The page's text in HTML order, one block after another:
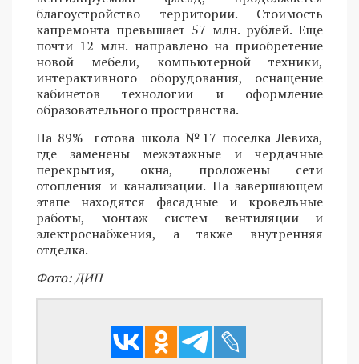
благоустройство территории. Стоимость
капремонта превышает 57 млн. рублей. Еще
почти 12 млн. направлено на приобретение
новой мебели, компьютерной техники,
интерактивного оборудования, оснащение
кабинетов технологии и оформление
образовательного пространства.
На 89% готова школа №17 поселка Левиха,
где заменены межэтажные и чердачные
перекрытия, окна, проложены сети
отопления и канализации. На завершающем
этапе находятся фасадные и кровельные
работы, монтаж систем вентиляции и
электроснабжения, а также внутренняя
отделка.
Фото: ДИП